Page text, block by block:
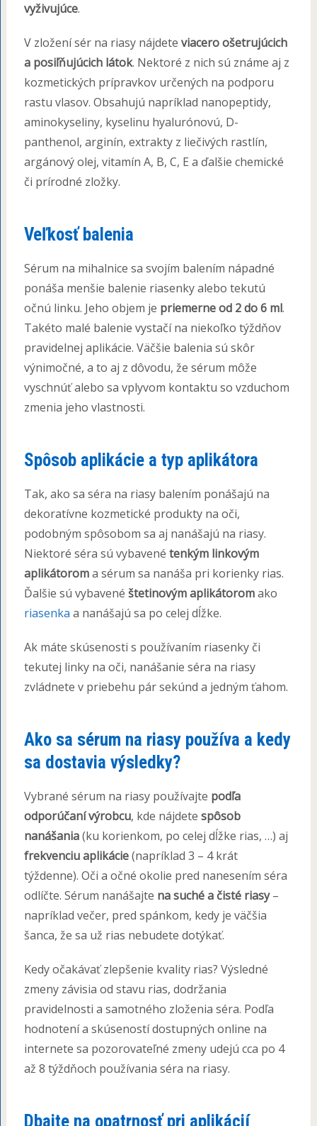
vyživujúce.
V zložení sér na riasy nájdete viacero ošetrujúcich
a posiľňujúcich látok. Nektoré z nich sú známe aj z
kozmetických prípravkov určených na podporu
rastu vlasov. Obsahujú napríklad nanopeptidy,
aminokyseliny, kyselinu hyalurónovú, D-
panthenol, arginín, extrakty z liečivých rastlín,
argánový olej, vitamín A, B, C, E a ďalšie chemické
či prírodné zložky.
Veľkosť balenia
Sérum na mihalnice sa svojím balením nápadné
ponáša menšie balenie riasenky alebo tekutú
očnú linku. Jeho objem je priemerne od 2 do 6 ml.
Takéto malé balenie vystačí na niekoľko týždňov
pravidelnej aplikácie. Väčšie balenia sú skôr
výnimočné, a to aj z dôvodu, že sérum môže
vyschnúť alebo sa vplyvom kontaktu so vzduchom
zmenia jeho vlastnosti.
Spôsob aplikácie a typ aplikátora
Tak, ako sa séra na riasy balením ponášajú na
dekoratívne kozmetické produkty na oči,
podobným spôsobom sa aj nanášajú na riasy.
Niektoré séra sú vybavené tenkým linkovým
aplikátoroma sérum sa nanáša pri korienky rias.
Ďalšie sú vybavené štetinovým aplikátoromako
riasenka a nanášajú sa po celej dĺžke.
Ak máte skúsenosti s používaním riasenky či
tekutej linky na oči, nanášanie séra na riasy
zvládnete v priebehu pár sekúnd a jedným ťahom.
Ako sa sérum na riasy používa a kedy
sa dostavia výsledky?
Vybrané sérum na riasy používajte podľa
odporúčaní výrobcu, kde nájdete spôsob
nanášania(ku korienkom, po celej dĺžke rias, …) aj
frekvenciu aplikácie(napríklad 3 – 4 krát
týždenne). Oči a očné okolie pred nanesením séra
odlíčte. Sérum nanášajte na suché a čisté riasy–
napríklad večer, pred spánkom, kedy je väčšia
šanca, že sa už rias nebudete dotýkať.
Kedy očakávať zlepšenie kvality rias? Výsledné
zmeny závisia od stavu rias, dodržania
pravidelnosti a samotného zloženia séra. Podľa
hodnotení a skúseností dostupných online na
internete sa pozorovateľné zmeny udejú cca po 4
až 8 týždňoch používania séra na riasy.
Dbajte na opatrnosť pri aplikácií